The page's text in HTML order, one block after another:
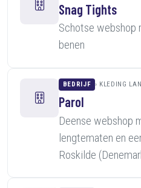
Snag Tights
Schotse webshop
benen
BEDRIJF KLEDING
Parol
Deense webshop
lengtematen en
Roskilde